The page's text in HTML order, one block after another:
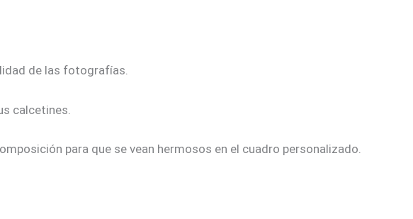
de las fotografías.
calcetines.
para que se vean hermosos en el cuadro personalizado.